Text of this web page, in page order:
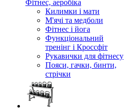
Фітнес, аеробіка
Килимки і мати
М'ячі та медболи
Фітнес і йога
Функціональний
тренінг і Кроссфіт
Рукавички для фітнесу
Пояси, гачки, бинти,
стрічки